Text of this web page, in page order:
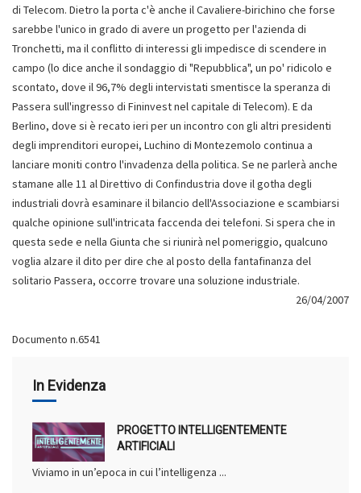
di Telecom. Dietro la porta c'è anche il Cavaliere-birichino che forse
sarebbe l'unico in grado di avere un progetto per l'azienda di
Tronchetti, ma il conflitto di interessi gli impedisce di scendere in
campo (lo dice anche il sondaggio di "Repubblica", un po' ridicolo e
scontato, dove il 96,7% degli intervistati smentisce la speranza di
Passera sull'ingresso di Fininvest nel capitale di Telecom). E da
Berlino, dove si è recato ieri per un incontro con gli altri presidenti
degli imprenditori europei, Luchino di Montezemolo continua a
lanciare moniti contro l'invadenza della politica. Se ne parlerà anche
stamane alle 11 al Direttivo di Confindustria dove il gotha degli
industriali dovrà esaminare il bilancio dell'Associazione e scambiarsi
qualche opinione sull'intricata faccenda dei telefoni. Si spera che in
questa sede e nella Giunta che si riunirà nel pomeriggio, qualcuno
voglia alzare il dito per dire che al posto della fantafinanza del
solitario Passera, occorre trovare una soluzione industriale.
26/04/2007
Documento n.6541
In Evidenza
PROGETTO INTELLIGENTEMENTE
ARTIFICIALI
Viviamo in un’epoca in cui l’intelligenza ...